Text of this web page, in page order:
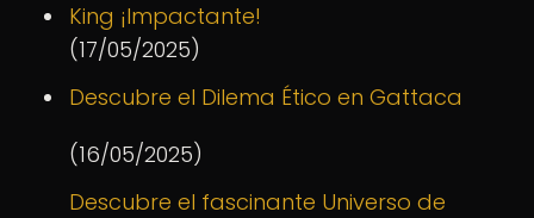
King ¡Impactante!
(17/05/2025)
Descubre el Dilema Ético en Gattaca
(16/05/2025)
Descubre el fascinante Universo de